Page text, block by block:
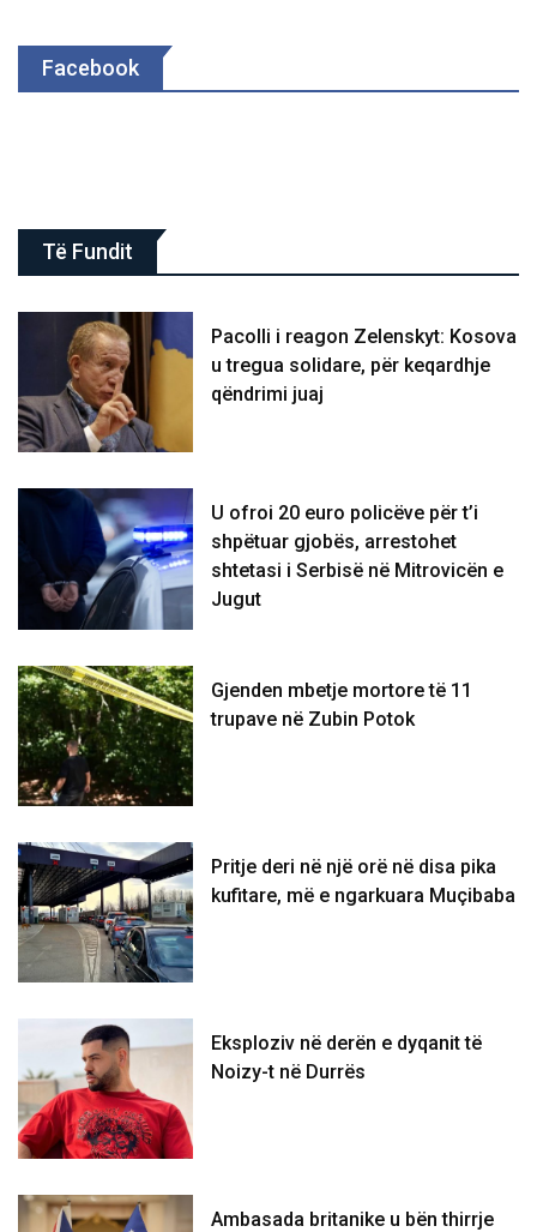
Facebook
Të Fundit
Pacolli i reagon Zelenskyt: Kosova
u tregua solidare, për keqardhje
qëndrimi juaj
U ofroi 20 euro policëve për t’i
shpëtuar gjobës, arrestohet
shtetasi i Serbisë në Mitrovicën e
Jugut
Gjenden mbetje mortore të 11
trupave në Zubin Potok
Pritje deri në një orë në disa pika
kufitare, më e ngarkuara Muçibaba
Eksploziv në derën e dyqanit të
Noizy-t në Durrës
Ambasada britanike u bën thirrje